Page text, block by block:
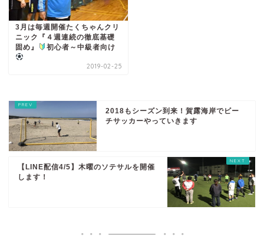
3月は毎週開催たくちゃんクリ
ニック『４週連続の徹底基礎
固め』
初心者～中級者向け
2019-02-25
2018もシーズン到来！賀露海岸でビー
チサッカーやっていきます
【LINE配信4/5】木曜のソテサルを開催
します！